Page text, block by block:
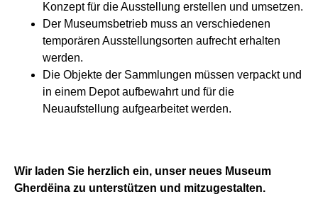
Konzept für die Ausstellung erstellen und umsetzen.
Der Museumsbetrieb muss an verschiedenen
temporären Ausstellungsorten aufrecht erhalten
werden.
Die Objekte der Sammlungen müssen verpackt und
in einem Depot aufbewahrt und für die
Neuaufstellung aufgearbeitet werden.
Wir laden Sie herzlich ein, unser neues Museum
Gherdëina zu unterstützen und mitzugestalten.